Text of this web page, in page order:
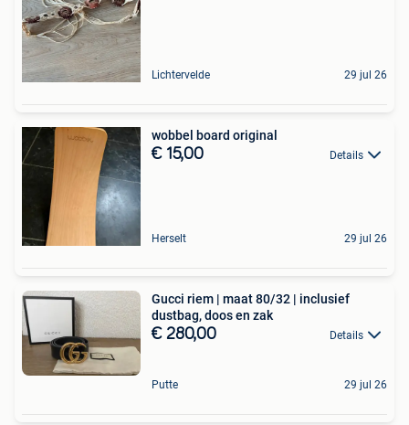
Lichtervelde 29 jul 26
wobbel board original
€ 15,00 Details
Herselt 29 jul 26
Gucci riem | maat 80/32 | inclusief
dustbag, doos en zak
€ 280,00 Details
Putte 29 jul 26